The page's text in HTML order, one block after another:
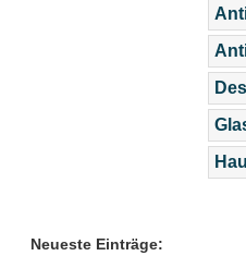
Neueste Einträge: